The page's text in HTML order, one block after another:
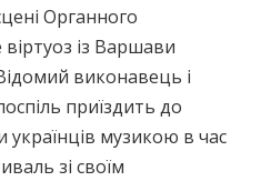
Органного
із Варшави
виконавець і
приїздить до
музикою в час
зі своїм